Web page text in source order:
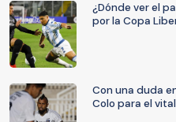
¿Dónde ver el
por la Copa
Con una duda
Colo para el